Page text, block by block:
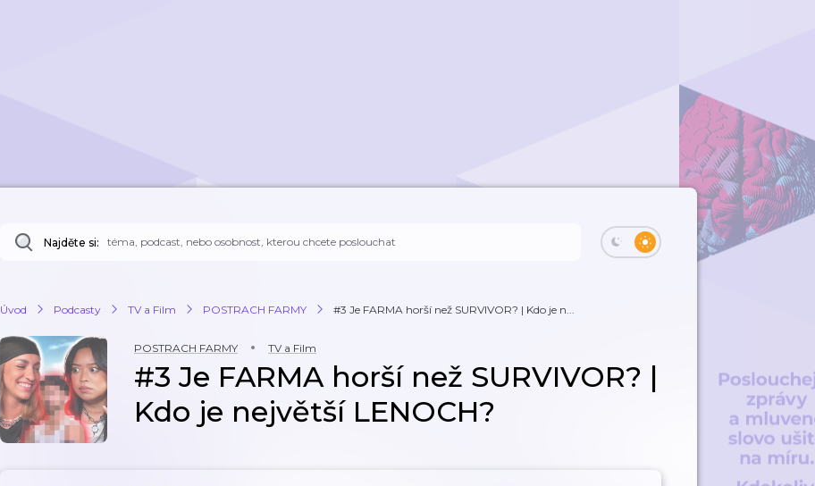
Najděte si:
Úvod Podcasty TV a Film POSTRACH FARMY #3 Je FARMA horší než SURVIVOR? | Kdo je n...
POSTRACH FARMY TV a Film
#3 Je FARMA horší než SURVIVOR? |
Kdo je největší LENOCH?